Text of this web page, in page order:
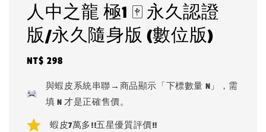
人中之龍 極1 🀄 永久認證
版/永久隨身版 (數位版)
Regular
NT$ 298
與蝦皮系統串聯→商品顯示「下標數量 N」，需
填 N 才是正確售價。
蝦皮7萬多!!五星優質評價!!